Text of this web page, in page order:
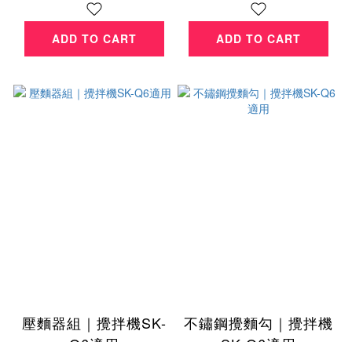
ADD TO CART ADD TO CART
壓麵器組｜攪拌機SK-
不鏽鋼攪麵勾｜攪拌機